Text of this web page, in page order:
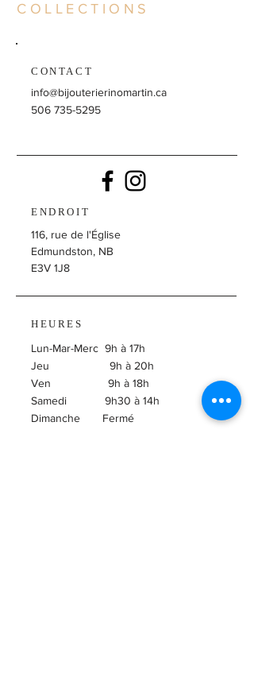
COLLECTIONS
CONTACT
info@bijouterierinomartin.ca
506 735-5295
ENDROIT
116, rue de l'Église
Edmundston, NB
E3V 1J8
HEURES
Lun-Mar-Merc 9h à 17h
Jeu 9h à 20h
Ven 9h à 18h
Samedi 9h30 à 14h
​Dimanche Fermé